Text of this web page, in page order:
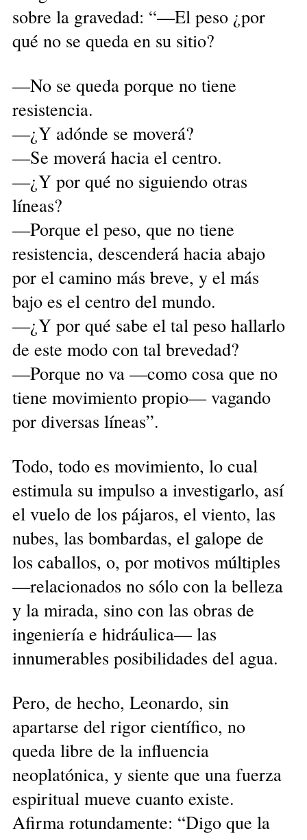
sobre la gravedad: “—El peso ¿por
qué no se queda en su sitio?
—No se queda porque no tiene
resistencia.
—¿Y adónde se moverá?
—Se moverá hacia el centro.
—¿Y por qué no siguiendo otras
líneas?
—Porque el peso, que no tiene
resistencia, descenderá hacia abajo
por el camino más breve, y el más
bajo es el centro del mundo.
—¿Y por qué sabe el tal peso hallarlo
de este modo con tal brevedad?
—Porque no va —como cosa que no
tiene movimiento propio— vagando
por diversas líneas”.
Todo, todo es movimiento, lo cual
estimula su impulso a investigarlo, así
el vuelo de los pájaros, el viento, las
nubes, las bombardas, el galope de
los caballos, o, por motivos múltiples
—relacionados no sólo con la belleza
y la mirada, sino con las obras de
ingeniería e hidráulica— las
innumerables posibilidades del agua.
Pero, de hecho, Leonardo, sin
apartarse del rigor científico, no
queda libre de la influencia
neoplatónica, y siente que una fuerza
espiritual mueve cuanto existe.
Afirma rotundamente: “Digo que la